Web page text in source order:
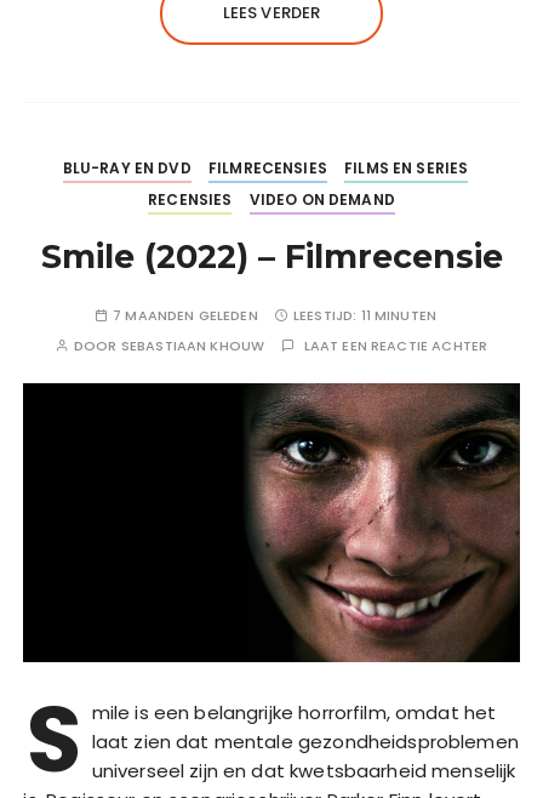
LEES VERDER
BLU-RAY EN DVD FILMRECENSIES
FILMS EN SERIES
RECENSIES
VIDEO ON DEMAND
Smile (2022) – Filmrecensie
7 MAANDEN GELEDEN LEESTIJD: 11 MINUTEN
DOOR SEBASTIAAN KHOUW LAAT EEN REACTIE ACHTER
S mile is een belangrijke horrorfilm, omdat het
laat zien dat mentale gezondheidsproblemen
universeel zijn en dat kwetsbaarheid menselijk